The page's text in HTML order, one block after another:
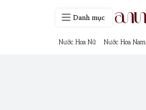
Danh mục
Nước Hoa Nữ Nước Hoa Nam